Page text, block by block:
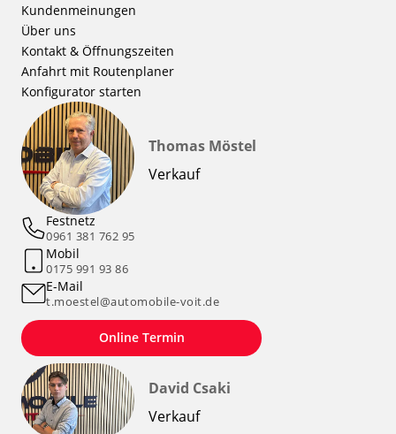
Kundenmeinungen
Über uns
Kontakt & Öffnungszeiten
Anfahrt mit Routenplaner
Konfigurator starten
Thomas Möstel
Verkauf
Festnetz
0961 381 762 95
Mobil
0175 991 93 86
E-Mail
t.moestel@automobile-voit.de
Online Termin
David Csaki
Verkauf